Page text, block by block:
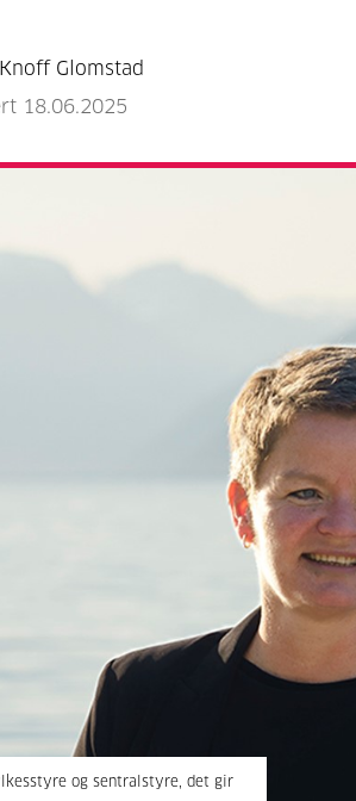
Glomstad
18.06.2025
og sentralstyre, det gir